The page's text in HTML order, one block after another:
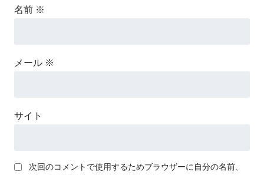
名前 ※
メール ※
サイト
次回のコメントで使用するためブラウザーに自分の名前、